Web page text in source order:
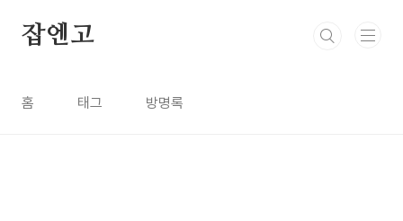
잡엔고
홈 태그 방명록